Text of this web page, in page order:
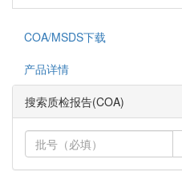
COA/MSDS下载
产品详情
搜索质检报告(COA)